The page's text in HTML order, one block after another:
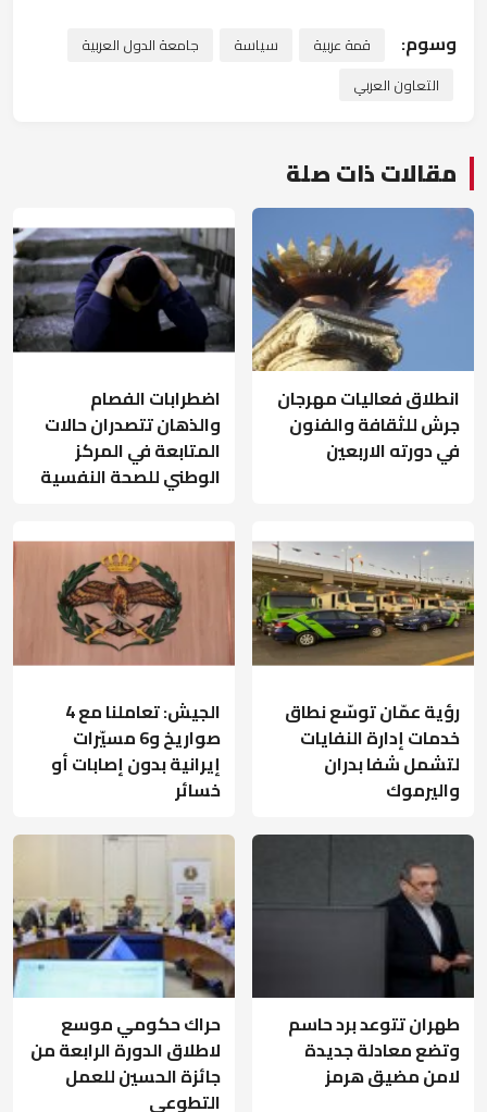
وسوم: قمة عربية سياسة
جامعة الدول العربية
التعاون العربي
مقالات ذات صلة
انطلاق فعاليات مهرجان
جرش للثقافة والفنون
في دورته الاربعين
اضطرابات الفصام
والذهان تتصدران حالات
المتابعة في المركز
الوطني للصحة النفسية
رؤية عمّان توسّع نطاق
خدمات إدارة النفايات
لتشمل شفا بدران
واليرموك
الجيش: تعاملنا مع 4
صواريخ و6 مسيّرات
إيرانية بدون إصابات أو
خسائر
طهران تتوعد برد حاسم
وتضع معادلة جديدة
لامن مضيق هرمز
حراك حكومي موسع
لاطلاق الدورة الرابعة من
جائزة الحسين للعمل
التطوعي